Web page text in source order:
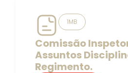
1MB
Comissão
Assuntos
Regimento.